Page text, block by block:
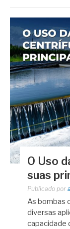
O Uso
suas
Publicado por
As bombas
diversas
capacidade